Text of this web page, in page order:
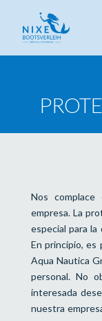
Nos
empresa. La
especial para la
En principio, es
Aqua Nautica
personal. No
interesada
nuestra